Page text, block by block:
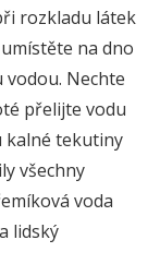
rozkladu látek
na dno
Nechte
přelijte vodu
kalné tekutiny
všechny
voda
lidský